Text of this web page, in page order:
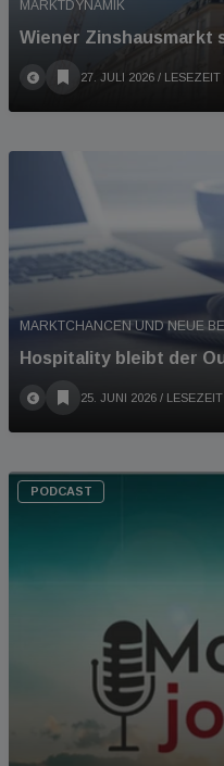
MARKTDYNAMIK
Wiener Zinshausmarkt
27. JULI 2026 / LESEZEIT
MARKTCHANCEN UND NEUE
Hospitality bleibt der
25. JUNI 2026 / LESEZEIT
PODCAST